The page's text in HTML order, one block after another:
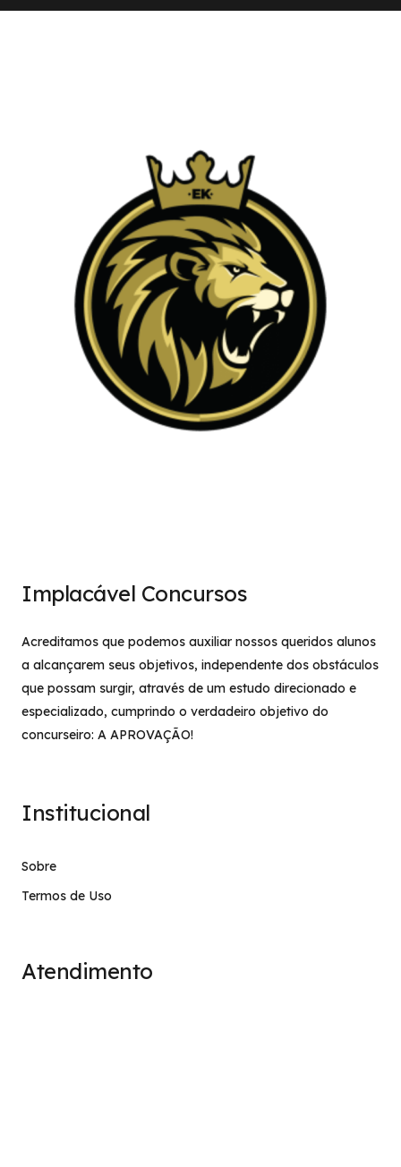
Implacável Concursos
Acreditamos que podemos auxiliar nossos queridos alunos
a alcançarem seus objetivos, independente dos obstáculos
que possam surgir, através de um estudo direcionado e
especializado, cumprindo o verdadeiro objetivo do
concurseiro: A APROVAÇÃO!
Institucional
Sobre
Termos de Uso
Atendimento